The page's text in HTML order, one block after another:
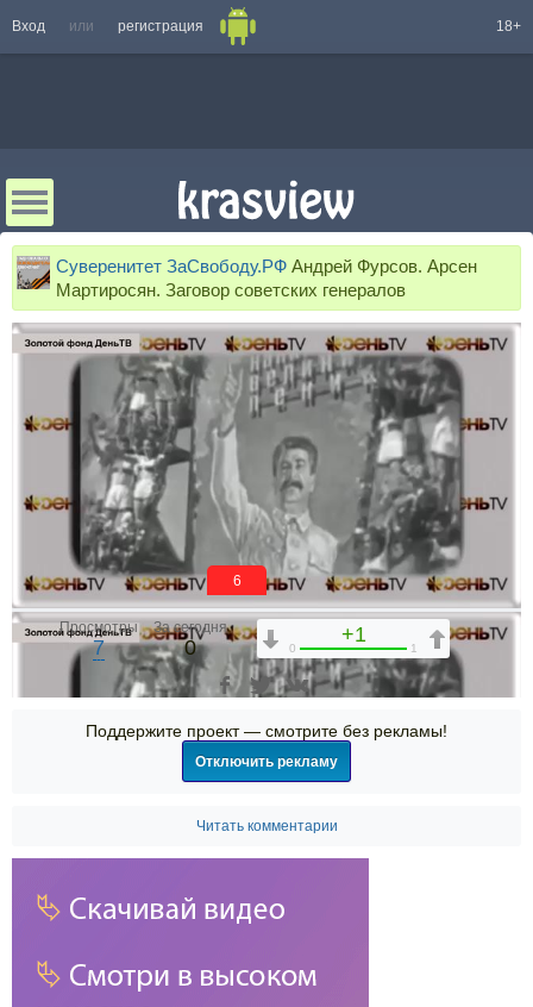
Вход или регистрация 18+
Суверенитет ЗаСвободу.РФ Андрей Фурсов. Арсен
Мартиросян. Заговор советских генералов
01:23:49
1x
6
Просмотры
7
За сегодня
0
+1
0 1
Поддержите проект — смотрите без рекламы!
Отключить рекламу
Читать комментарии